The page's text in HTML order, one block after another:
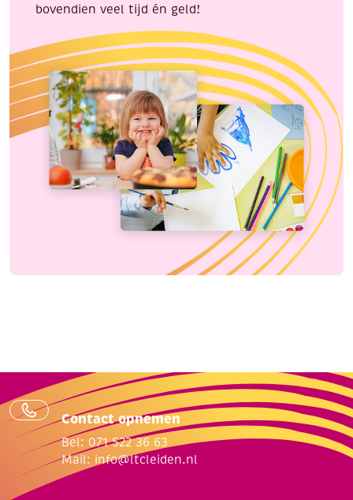
bovendien veel tijd én geld!
Contact opnemen
Bel: 071 522 36 63
Mail: info@ltcleiden.nl